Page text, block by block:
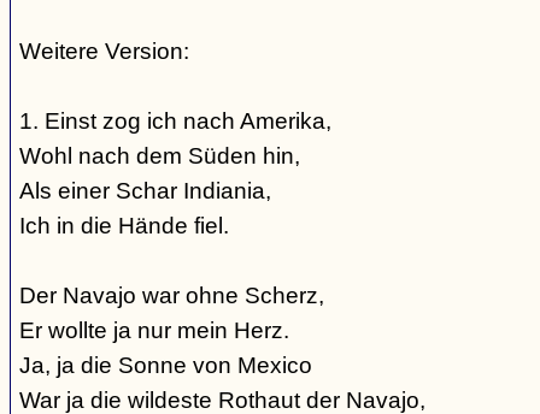
Weitere Version:
1. Einst zog ich nach Amerika,
Wohl nach dem Süden hin,
Als einer Schar Indiania,
Ich in die Hände fiel.
Der Navajo war ohne Scherz,
Er wollte ja nur mein Herz.
Ja, ja die Sonne von Mexico
War ja die wildeste Rothaut der Navajo,